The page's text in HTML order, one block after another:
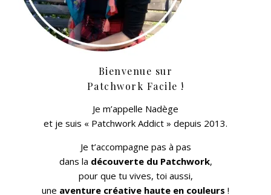
Bienvenue sur
Patchwork Facile !
Je m’appelle Nadège
et je suis « Patchwork Addict » depuis 2013.
Je t’accompagne pas à pas
dans la découverte du Patchwork,
pour que tu vives, toi aussi,
une aventure créative haute en couleurs !